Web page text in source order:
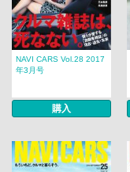
NAVI CARS Vol.28 2017
年3月号
購入